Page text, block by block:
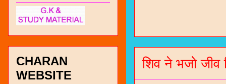
शिव ने भजो जीव
CHARAN
WEBSITE